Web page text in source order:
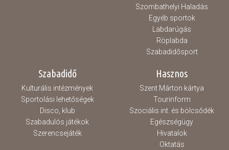
Szombathelyi Haladás
Egyéb sportok
Labdarúgás
Röplabda
Szabadidősport
Szabadidő
Kulturális intézmények
Sportolási lehetőségek
Disco, klub
Szabadulós játékok
Szerencsejáték
Hasznos
Szent Márton kártya
Tourinform
Szociális int. és bölcsődék
Egészségügy
Hivatalok
Oktatás